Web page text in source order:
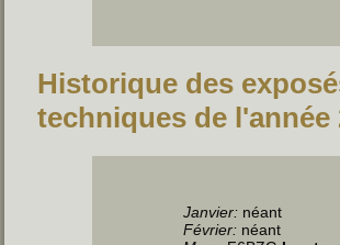
Historique des
techniques de l'année
Janvier: néant
Février: néant